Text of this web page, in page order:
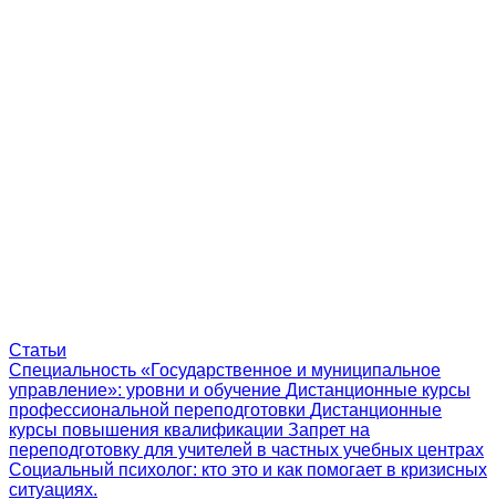
Статьи
Специальность «Государственное и муниципальное
управление»: уровни и обучение Дистанционные курсы
профессиональной переподготовки Дистанционные
курсы повышения квалификации Запрет на
переподготовку для учителей в частных учебных центрах
Социальный психолог: кто это и как помогает в кризисных
ситуациях.